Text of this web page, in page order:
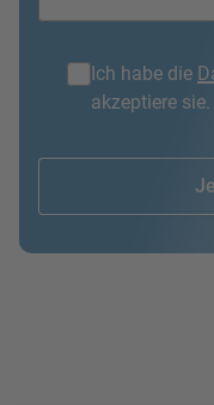
Ich habe die
akzeptiere sie.